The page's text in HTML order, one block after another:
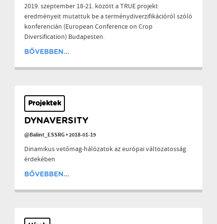
2019. szeptember 18-21. között a TRUE projekt
eredményeit mutattuk be a terménydiverzifikációról szóló
konferencián (European Conference on Crop
Diversification) Budapesten.
BŐVEBBEN...
Projektek
DYNAVERSITY
@Balint_ESSRG•2018-01-19
Dinamikus vetőmag-hálózatok az európai változatosság
érdekében
BŐVEBBEN...